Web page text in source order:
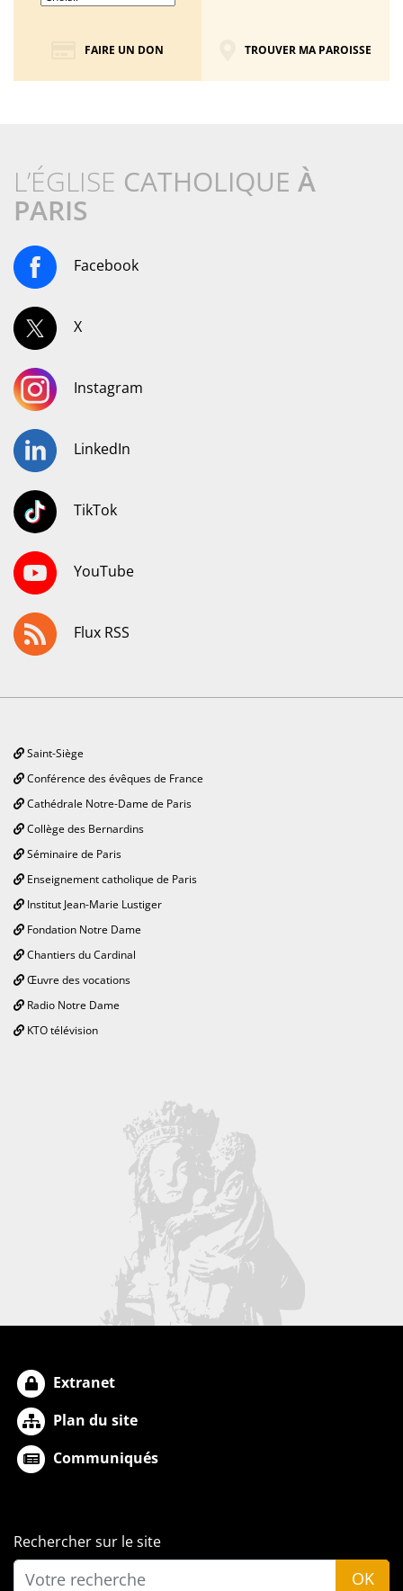
FAIRE UN DON TROUVER MA PAROISSE
L’ÉGLISE CATHOLIQUE À
PARIS
Facebook
X
Instagram
LinkedIn
TikTok
YouTube
Flux RSS
Saint-Siège
Conférence des évêques de France
Cathédrale Notre-Dame de Paris
Collège des Bernardins
Séminaire de Paris
Enseignement catholique de Paris
Institut Jean-Marie Lustiger
Fondation Notre Dame
Chantiers du Cardinal
Œuvre des vocations
Radio Notre Dame
KTO télévision
Extranet
Plan du site
Communiqués
Rechercher sur le site
OK